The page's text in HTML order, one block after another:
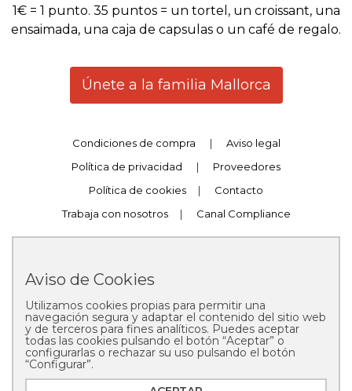
1€ = 1 punto. 35 puntos = un tortel, un croissant, una
ensaimada, una caja de capsulas o un café de regalo.
Únete a la familia Mallorca
Condiciones de compra |
Aviso legal
Política de privacidad
|
Proveedores
Política de cookies
|
Contacto
Trabaja con nosotros
| Canal Compliance
Copyright © 2025 Pastelería Mallorca
Aviso de Cookies
Utilizamos cookies propias para permitir una
navegación segura y adaptar el contenido del sitio web
y de terceros para fines analíticos. Puedes aceptar
todas las cookies pulsando el botón “Aceptar” o
configurarlas o rechazar su uso pulsando el botón
“Configurar”.